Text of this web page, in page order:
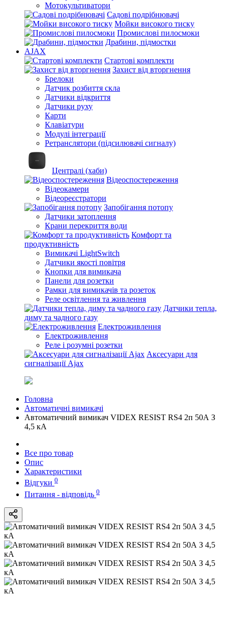
Мотокультиватори
Садові подрібнювачі
Мойки високого тиску
Промислові пилосмоки
Драбини, підмостки
AJAX
Стартові комплекти
Захист від вторгнення
Брелоки
Датчик розбиття скла
Датчики відкриття
Датчики руху
Карти
Клавіатури
Модулі інтеграції
Ретранслятори (підсилювачі сигналу)
Централі (хаби)
Відеоспостереження
Відеокамери
Відеореєстратори
Запобігання потопу
Датчики затоплення
Крани перекриття води
Комфорт та
продуктивність
Вимикачі LightSwitch
Датчики якості повітря
Кнопки для вимикача
Панели для розетки
Рамки для вимикачів та розеток
Реле освітлення та живлення
Датчики тепла,
диму та чадного газу
Електроживлення
Електроживлення
Реле і розумні розетки
Аксесуари для
сигналізації Ajax
Головна
Автоматичні вимикачі
Автоматичний вимикач VIDEX RESIST RS4 2п 50А З
4,5 кА
Все про товар
Опис
Характеристики
Відгуки 0
Питання - відповідь 0